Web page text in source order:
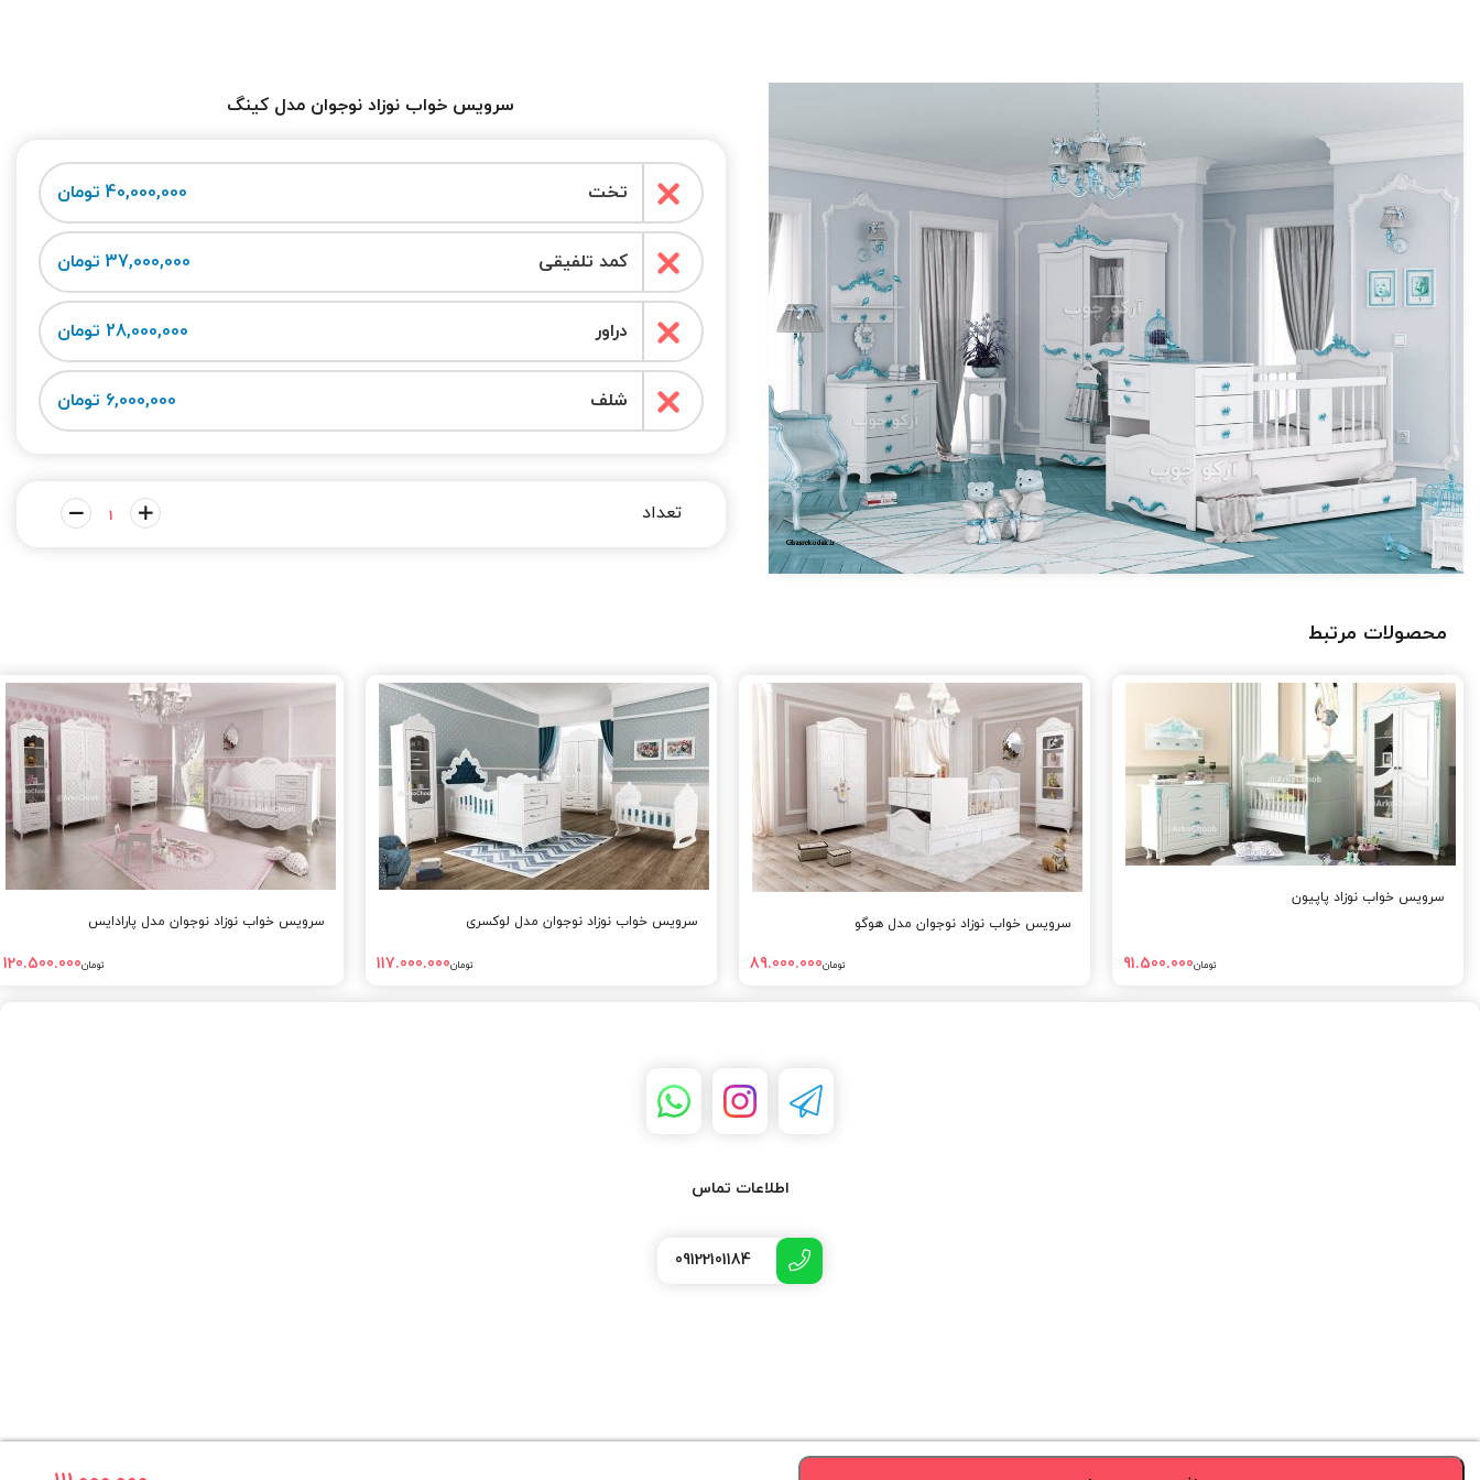
سرویس خواب نوزاد نوجوان مدل کینگ
تخت 40,000,000 تومان
کمد تلفیقی 37,000,000 تومان
دراور 28,000,000 تومان
شلف 6,000,000 تومان
محصولات مرتبط
سرویس خواب نوزاد پاپیون
تومان91.500.000
سرویس خواب نوزاد نوجوان مدل هوگو
تومان89.000.000
سرویس خواب نوزاد نوجوان مدل لوکسری
تومان117.000.000
سرویس خواب نوزاد نوجوان مدل پارادایس
تومان120.500.000
اطلاعات تماس
09122101184